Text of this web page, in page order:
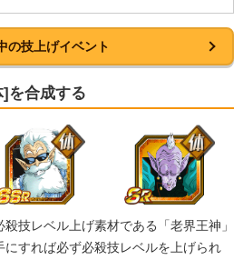
サイヤ人を超えた力
動リンク効果】 ※発動条件あり
致するリンクスキル(
戦闘民族サイヤ人
超激戦
限界を超えた姿
致するカテゴリー(
サイヤ人3
純粋サイヤ人
ロスオーバー
サイヤ人を超えた力
の技上げイベント
を合成する
技レベル上げ素材である「老界王神」
すれば必ず必殺技レベルを上げられ